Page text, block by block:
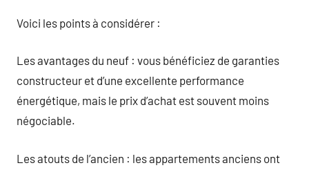
Voici les points à considérer :
Les avantages du neuf : vous bénéficiez de garanties
constructeur et d’une excellente performance
énergétique, mais le prix d’achat est souvent moins
négociable.
Les atouts de l’ancien : les appartements anciens ont